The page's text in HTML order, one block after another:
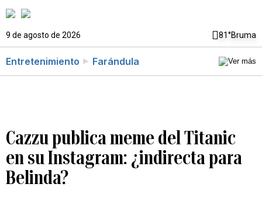
9 de agosto de 2026 81°Bruma
Entretenimiento Farándula
Cazzu publica meme del Titanic
en su Instagram: ¿indirecta para
Belinda?